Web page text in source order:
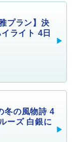
プラン】決
ライト 4日
冬の風物詩 4
ーズ 白銀に